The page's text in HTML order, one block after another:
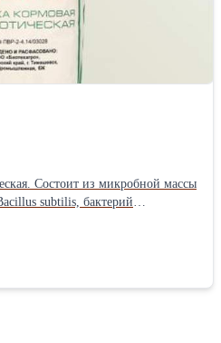
Состоит из микробной массы
subtilis, бактерий
faecium, шрота
переработки зерновых/бобовых
50-60 г; ягнятам и козлятам 5-
кг/т комбикорма:
хрякам 2-3 кг; птицам 2-3 кг;